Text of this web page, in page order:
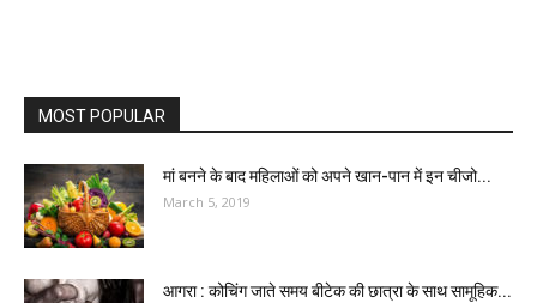
MOST POPULAR
मां बनने के बाद महिलाओं को अपने खान-पान में इन चीजो...
March 5, 2019
आगरा : कोचिंग जाते समय बीटेक की छात्रा के साथ सामूहिक...